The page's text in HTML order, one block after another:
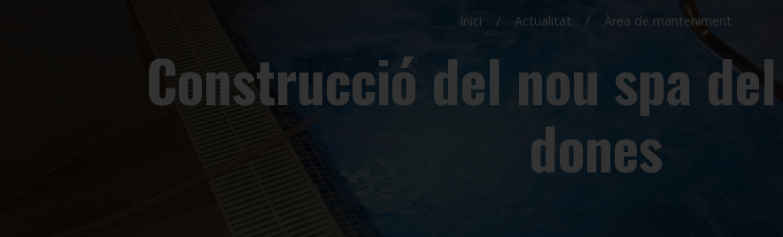
Inici Actualitat Àrea de manteniment
Construcció del nou spa
dones